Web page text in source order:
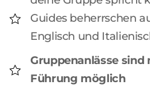
Guides beherrschen
Englisch und
Gruppenanlässe
Führung möglich